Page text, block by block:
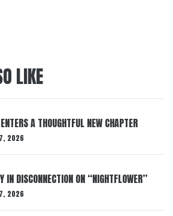
LIKE
A THOUGHTFUL NEW CHAPTER
2026
IN DISCONNECTION ON “NIGHTFLOWER”
2026